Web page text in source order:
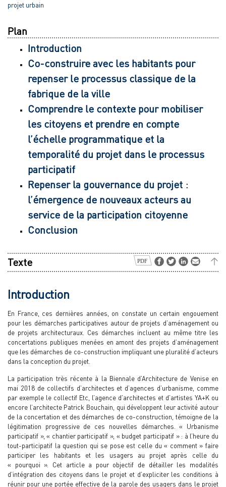
projet urbain
Plan
Introduction
Co-construire avec les habitants pour
repenser le processus classique de la
fabrique de la ville
Comprendre le contexte pour mobiliser
les citoyens et prendre en compte
l’échelle programmatique et la
temporalité du projet dans le processus
participatif
Repenser la gouvernance du projet :
l’émergence de nouveaux acteurs au
service de la participation citoyenne
Conclusion
Texte
Introduction
En France, ces dernières années, on constate un certain engouement
pour les démarches participatives autour de projets d’aménagement ou
de projets architecturaux. Ces démarches incluent au même titre les
concertations publiques menées en amont des projets d’aménagement
que les démarches de co-construction impliquant une pluralité d’acteurs
dans la conception du projet.
La participation très récente à la Biennale d’Architecture de Venise en
mai 2018 de collectifs d’architectes et d’agences d’urbanisme, comme
par exemple le collectif Etc, l’agence d’architectes et d’artistes YA+K ou
encore l’architecte Patrick Bouchain, qui développent leur activité autour
de la concertation et des démarches de co-construction, témoigne de la
légitimation progressive de ces nouvelles démarches. « Urbanisme
participatif », « chantier participatif », « budget participatif » : à l’heure du
tout-participatif la question qui se pose est celle du « comment » faire
participer les habitants et les usagers au projet après celle du
« pourquoi ». Cet article a pour objectif de détailler les modalités
d’intégration des citoyens dans le projet et d’expliciter les conditions à
réunir pour une portée effective de la parole des usagers dans le projet